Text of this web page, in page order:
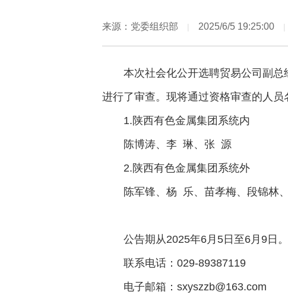
来源：党委组织部 | 2025/6/5 19:25:00 |
本次社会化公开选聘贸易公司副
进行了审查。现将通过资格审查的人员
1.陕西有色金属集团系统内
陈博涛、李 琳、张 源
2.陕西有色金属集团系统外
陈军锋、杨 乐、苗孝梅、段锦林
公告期从2025年6月5日至6月9日。
联系电话：029-89387119
电子邮箱：sxyszzb@163.com